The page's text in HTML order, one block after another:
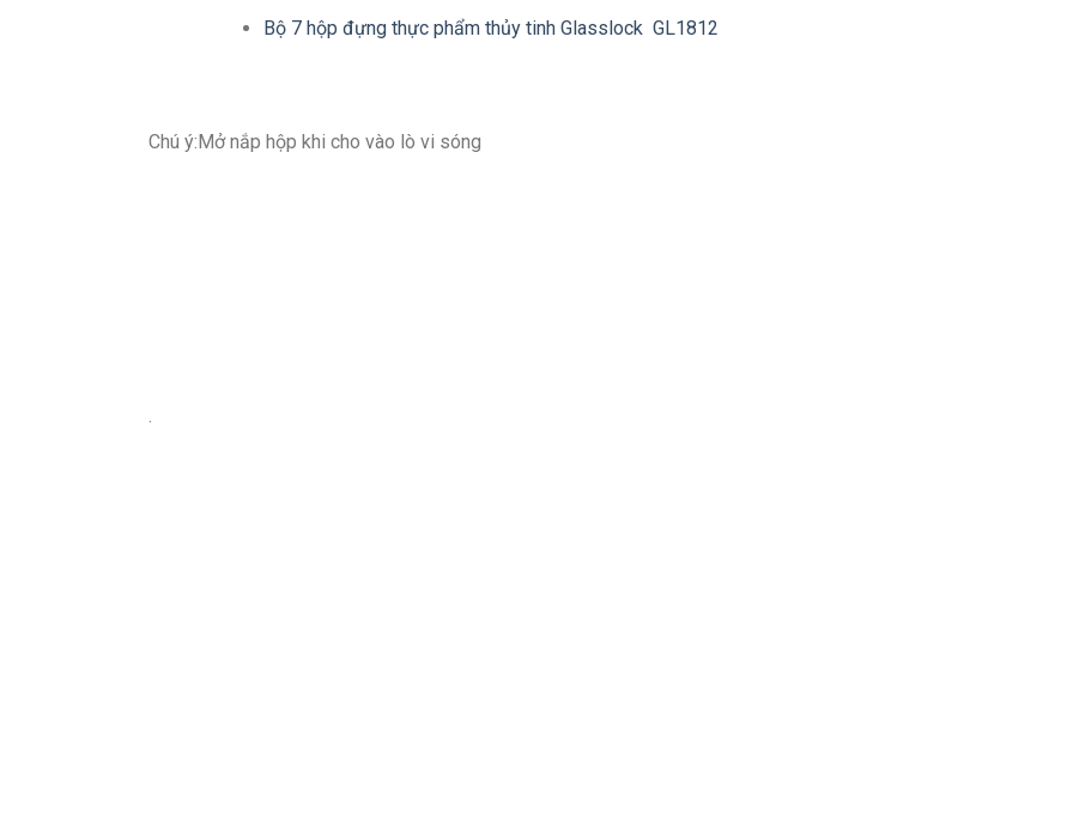
Bộ 7 hộp đựng thực phẩm thủy tinh Glasslock GL1812
Chú ý:Mở nắp hộp khi cho vào lò vi sóng